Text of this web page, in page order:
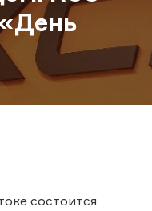
состоится